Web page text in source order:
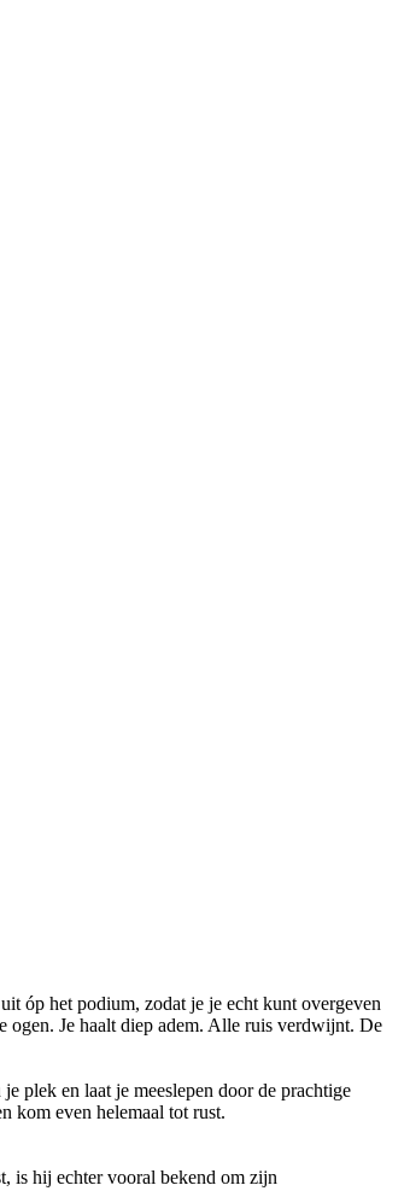
óp het podium, zodat je je echt kunt overgeven
ogen. Je haalt diep adem. Alle ruis verdwijnt. De
plek en laat je meeslepen door de prachtige
kom even helemaal tot rust.
is hij echter vooral bekend om zijn